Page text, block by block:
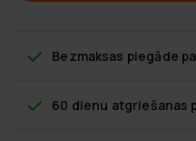
Bezmaksas piegāde
60 dienu atgriešanas